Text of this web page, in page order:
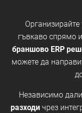
гъвкаво спрямо
браншово ERP
можете да
Независимо
разходичрез